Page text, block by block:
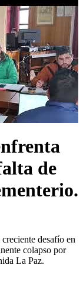
de
desafío en
colapso por
La Paz.